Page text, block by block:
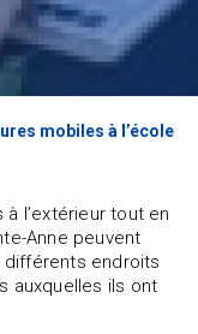
mobiles à l’école
l’extérieur tout en
Anne peuvent
endroits
auxquelles ils ont